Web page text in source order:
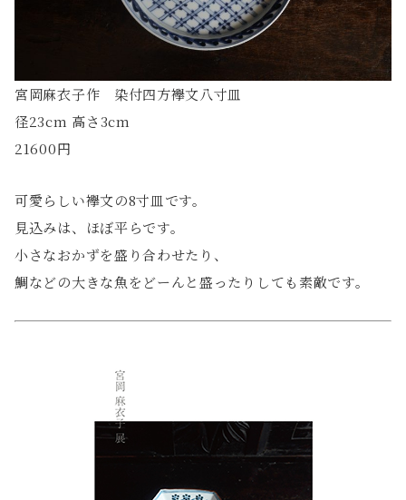
宮岡麻衣子作 染付四方襷文八寸皿
径23cm 高さ3cm
21600円
可愛らしい襷文の8寸皿です。
見込みは、ほぼ平らです。
小さなおかずを盛り合わせたり、
鯛などの大きな魚をどーんと盛ったりしても素敵です。